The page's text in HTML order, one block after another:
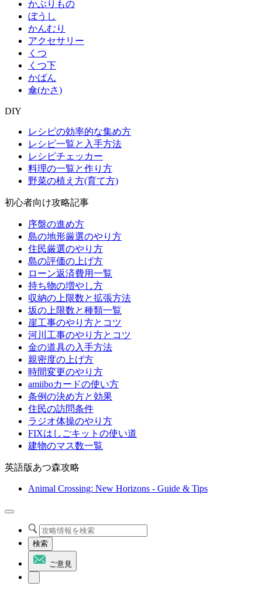
かぶりもの
ぼうし
かんむり
アクセサリー
くつ
くつ下
かばん
傘(かさ)
DIY
レシピの効率的な集め方
レシピ一覧と入手方法
レシピチェッカー
料理の一覧と作り方
野菜の植え方(育て方)
初心者向け攻略記事
序盤の進め方
島の地形厳選のやり方
住民厳選のやり方
島の評価の上げ方
ローン返済費用一覧
持ち物の増やし方
収納の上限数と拡張方法
坂の上限数と種類一覧
崖工事のやり方とコツ
河川工事のやり方とコツ
金の道具の入手方法
親密度の上げ方
時間変更のやり方
amiiboカードの使い方
条例の決め方と効果
住民の訪問条件
ラジオ体操のやり方
FIXはしごキットの使い道
建物のマス数一覧
英語版あつ森攻略
Animal Crossing: New Horizons - Guide & Tips
検索
ご意見